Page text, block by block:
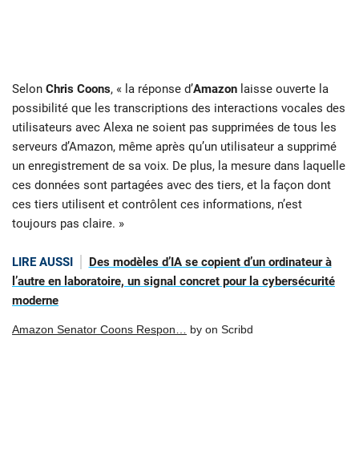
Selon Chris Coons, « la réponse d’Amazon laisse ouverte la
possibilité que les transcriptions des interactions vocales des
utilisateurs avec Alexa ne soient pas supprimées de tous les
serveurs d’Amazon, même après qu’un utilisateur a supprimé
un enregistrement de sa voix. De plus, la mesure dans laquelle
ces données sont partagées avec des tiers, et la façon dont
ces tiers utilisent et contrôlent ces informations, n’est
toujours pas claire. »
LIRE AUSSI
Des modèles d’IA se copient d’un ordinateur à
l’autre en laboratoire, un signal concret pour la cybersécurité
moderne
Amazon Senator Coons Respon… by on Scribd